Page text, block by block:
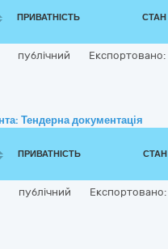
ПРИВАТНІСТЬ СТАН
публічний Експортовано:
Тендерна документація
ПРИВАТНІСТЬ СТАН
публічний Експортовано: